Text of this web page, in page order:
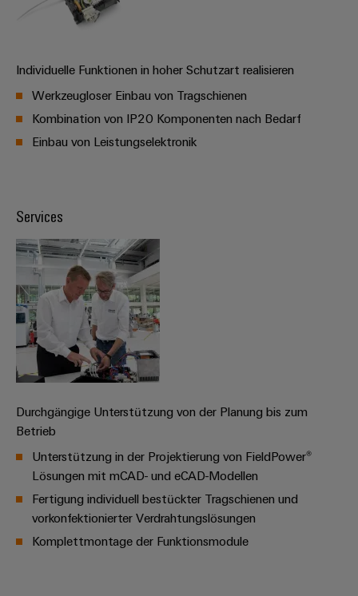
Modifizierte
Gehäuse
Kundenspezifische
Kabelkonfektionierung
Individuelle Funktionen in hoher Schutzart realisieren
Werkzeugloser Einbau von Tragschienen
Kombination von IP20 Komponenten nach Bedarf
Einbau von Leistungselektronik
Services
Durchgängige Unterstützung von der Planung bis zum
Betrieb
Unterstützung in der Projektierung von FieldPower®
Lösungen mit mCAD- und eCAD-Modellen
Fertigung individuell bestückter Tragschienen und
vorkonfektionierter Verdrahtungslösungen
Komplettmontage der Funktionsmodule